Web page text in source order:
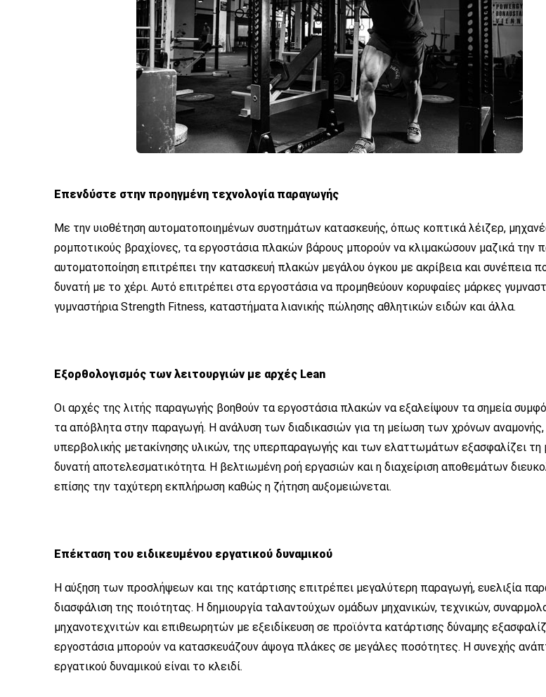
Επενδύστε στην προηγμένη τεχνολογία παραγωγής
Με την υιοθέτηση αυτοματοποιημένων συστημάτων κατασκευής, όπως κοπτικά λέιζερ,
ρομποτικούς βραχίονες, τα εργοστάσια πλακών βάρους μπορούν να κλιμακώσουν μαζικά την
αυτοματοποίηση επιτρέπει την κατασκευή πλακών μεγάλου όγκου με ακρίβεια και συνέπεια
δυνατή με το χέρι. Αυτό επιτρέπει στα εργοστάσια να προμηθεύουν κορυφαίες μάρκες
γυμναστήρια Strength Fitness, καταστήματα λιανικής πώλησης αθλητικών ειδών και άλλα.
Εξορθολογισμός των λειτουργιών με αρχές Lean
Οι αρχές της λιτής παραγωγής βοηθούν τα εργοστάσια πλακών να εξαλείψουν τα σημεία
τα απόβλητα στην παραγωγή. Η ανάλυση των διαδικασιών για τη μείωση των χρόνων αναμονής,
υπερβολικής μετακίνησης υλικών, της υπερπαραγωγής και των ελαττωμάτων εξασφαλίζει τη
δυνατή αποτελεσματικότητα. Η βελτιωμένη ροή εργασιών και η διαχείριση αποθεμάτων
επίσης την ταχύτερη εκπλήρωση καθώς η ζήτηση αυξομειώνεται.
Επέκταση του ειδικευμένου εργατικού δυναμικού
Η αύξηση των προσλήψεων και της κατάρτισης επιτρέπει μεγαλύτερη παραγωγή, ευελιξία
διασφάλιση της ποιότητας. Η δημιουργία ταλαντούχων ομάδων μηχανικών, τεχνικών,
μηχανοτεχνιτών και επιθεωρητών με εξειδίκευση σε προϊόντα κατάρτισης δύναμης
εργοστάσια μπορούν να κατασκευάζουν άψογα πλάκες σε μεγάλες ποσότητες. Η συνεχής
εργατικού δυναμικού είναι το κλειδί.